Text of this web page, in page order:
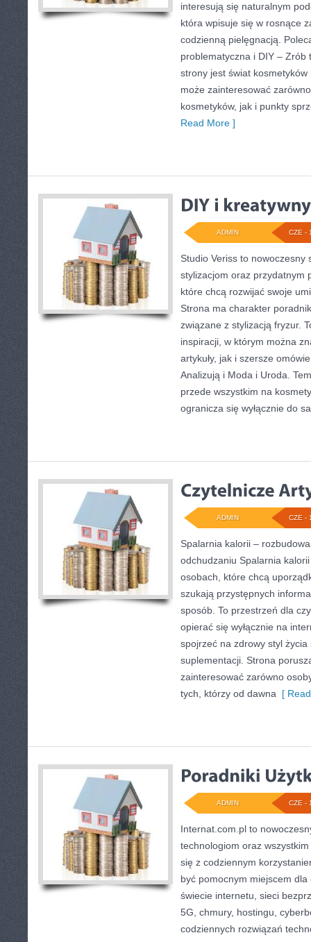
interesują się naturalnym
która wpisuje się w rosnące
codzienną pielęgnacją.
problematyczna i DIY – Zrób
strony jest świat
może zainteresować
kosmetyków, jak i punkty
Read More ]
CZE -
ADMIN
Studio Veriss to nowoczesny
stylizacjom oraz przydatnym
które chcą rozwijać swoje
Strona ma charakter
związane z stylizacją fryzur.
inspiracji, w którym można
artykuły, jak i szersze
Analizują i Moda i Uroda.
przede wszystkim na
ogranicza się wyłącznie do
CZE -
ADMIN
Spalarnia kalorii –
odchudzaniu Spalarnia
osobach, które chcą
szukają przystępnych
sposób. To przestrzeń dla
opierać się wyłącznie na
spojrzeć na zdrowy styl
suplementacji. Strona
zainteresować zarówno
tych, którzy od dawna [
CZE -
ADMIN
Internat.com.pl to
technologiom oraz
się z codziennym
być pomocnym miejscem
świecie internetu, sieci
5G, chmury, hostingu,
codziennych rozwiązań